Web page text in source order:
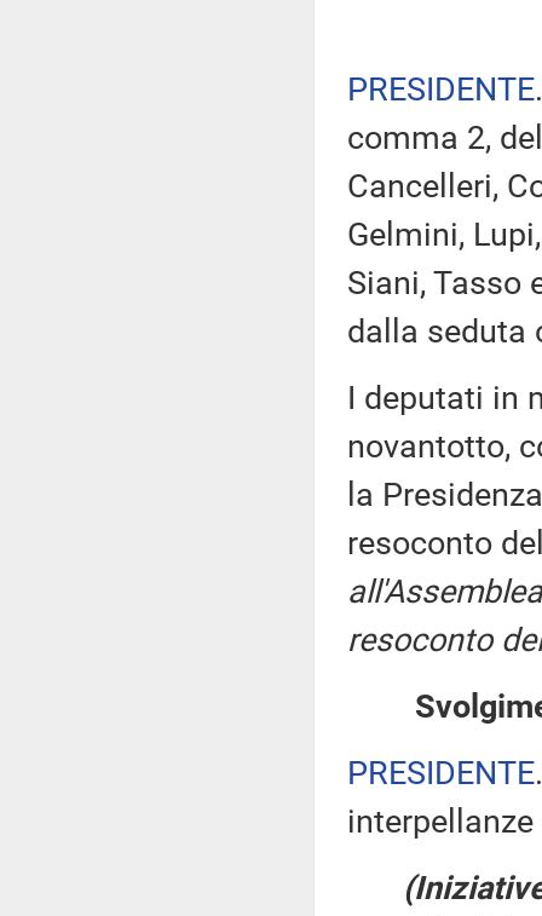
PRESIDENTE
comma 2,
Cancelleri,
Gelmini,
Siani, Tasso
dalla seduta
I deputati in
novantotto,
la
resoconto
resoconto
PRESIDENTE